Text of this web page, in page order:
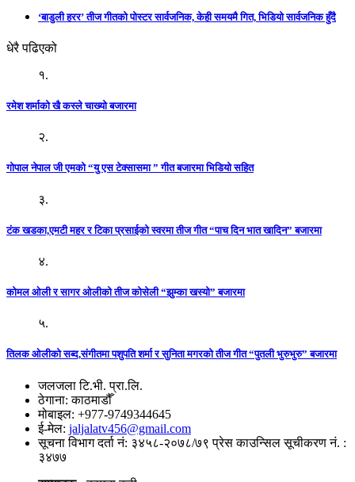
‘बाडुली हरर’ तीज गीतको पोस्टर सार्वजनिक, केही समयमै गित, भिडियो सार्वजनिक हुँदै
धेरै पढिएको
१.
रमेश शर्माको खै कस्ले चाख्यो बजारमा
२.
गोपाल नेपाल जी एमको “यु एस टेक्सासमा ” गीत बजारमा भिडियो सहित
३.
टंक खडका,एमटी महर र टिका प्रसाईको स्वरमा तीज गीत “पाच दिन भात खादिन” बजारमा
४.
कोमल ओली र सागर ओलीको तीज कोसेली “झुम्का खस्यो” बजारमा
५.
तिलक ओलीको सब्द,संगीतमा पशुपति शर्मा र सुनिता मगरको तीज गीत “पुतली भुरुभुरु” बजारमा
जलजला टि.भी. प्रा.लि.
ठेगाना: काठमाडौँ
मोबाइल: +977-9749344645
ई-मेल: jaljalatv456@gmail.com
सूचना विभाग दर्ता नं: ३४५८-२०७८/७९ प्रेस काउन्सिल सूचीकरण नं. :
३४७७